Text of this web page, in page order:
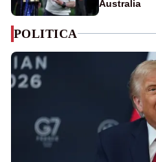
Australia
POLITICA